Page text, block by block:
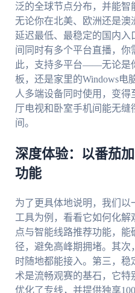
泛的全球节点分布，并能
无论你在北美、欧洲还是澳
延迟最低、最稳定的国内入
间同时有多个平台直播，你
此，支持多平台——无论是
板，还是家里的Windows电
人多端设备同时使用，变
厅电视和卧室手机间能无缝
间。
深度体验：以番茄
功能
为了更具体地说明，我们
工具为例，看看它如何化
点与智能线路推荐功能，
径，避免高峰期拥堵。其
时随地都能接入。第三，
术是流畅观赛的基石，它
优化了专线，并提供独享